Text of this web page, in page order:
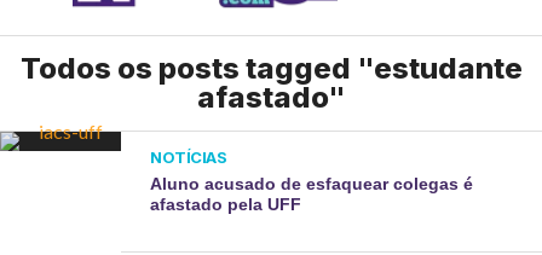
Todos os posts tagged "estudante
afastado"
NOTÍCIAS
Aluno acusado de esfaquear colegas é
afastado pela UFF